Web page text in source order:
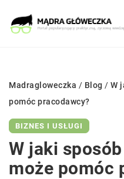
Madragloweczka / Blog / W
pomóc pracodawcy?
BIZNES I USŁUGI
W jaki
może pomóc